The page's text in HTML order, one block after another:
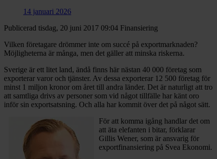
14 januari 2026
Publicerad tisdag, 20 juni 2017 09:04 Finansiering
Vilken företagare drömmer inte om succé på exportmarknaden?
Möjligheterna är många, men det gäller att minska riskerna.
Sverige är ett litet land, ändå finns här nästan 40 000 företag som
exporterar varor och tjänster. Av dessa exporterar 12 500 företag för
minst 1 miljon kronor om året till andra länder. Det är naturligt att tro
att samtliga drivs av personer som vid något tillfälle har känt oro
inför sin exportsatsning. Och alla har kommit över det på något sätt.
För att komma igång handlar det om
att äta elefanten i bitar, förklarar
Gillis Wener, som är ansvarig för
exportfinansiering på Svea Ekonomi.